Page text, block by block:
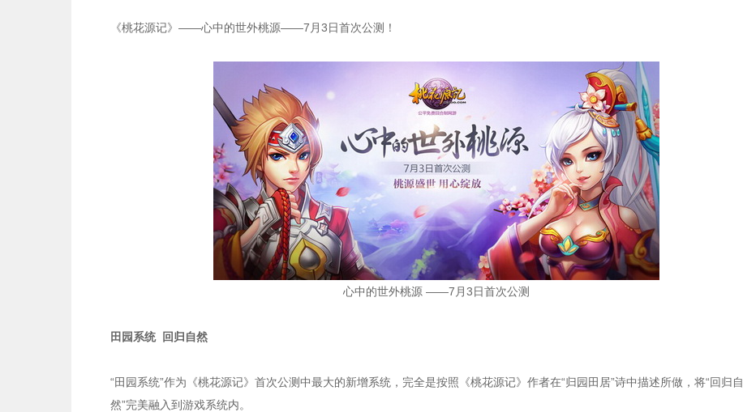
《桃花源记》——心中的世外桃源——7月3日首次公测！
心中的世外桃源 ——7月3日首次公测
田园系统 回归自然
“田园系统”作为《桃花源记》首次公测中最大的新增系统，完全是按照《桃花源记》作者在“归园田居”诗中描述所做，将“回归自
然”完美融入到游戏系统内。